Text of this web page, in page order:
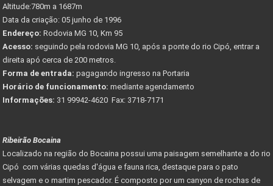
Altitude:780m a 1687m
Data da criação: 05 junho de 1996
Endereço: Rodovia MG 10, Km 95
Acesso: seguindo pela rodovia MG 10, após a ponte do rio Cipó, entrar a
direita apó cerca de 200 metros.
Forma de entrada: pagagando ingresso na Portaria
Horário de funcionamento: mediante agendamento
Informações: 31 99942-4620 Fax: 3718-7171
Ribeirão Bocaina
Localizado na região do Bocaina possui uma paisagem semelhante a do rio
Cipó com várias quedas d'água e fauna rica, destaque para o pato
selvagem e o martim pescador. É composto por um canyon de rochas de